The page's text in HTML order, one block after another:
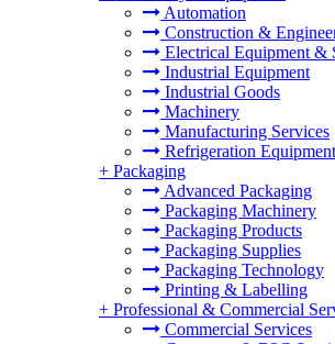
Automation
Construction &
Electrical Equipment &
Industrial Equipment
Industrial Goods
Machinery
Manufacturing Services
Refrigeration Equipment
+ Packaging
Advanced Packaging
Packaging Machinery
Packaging Products
Packaging Supplies
Packaging Technology
Printing & Labelling
+ Professional & Commercial
Commercial Services